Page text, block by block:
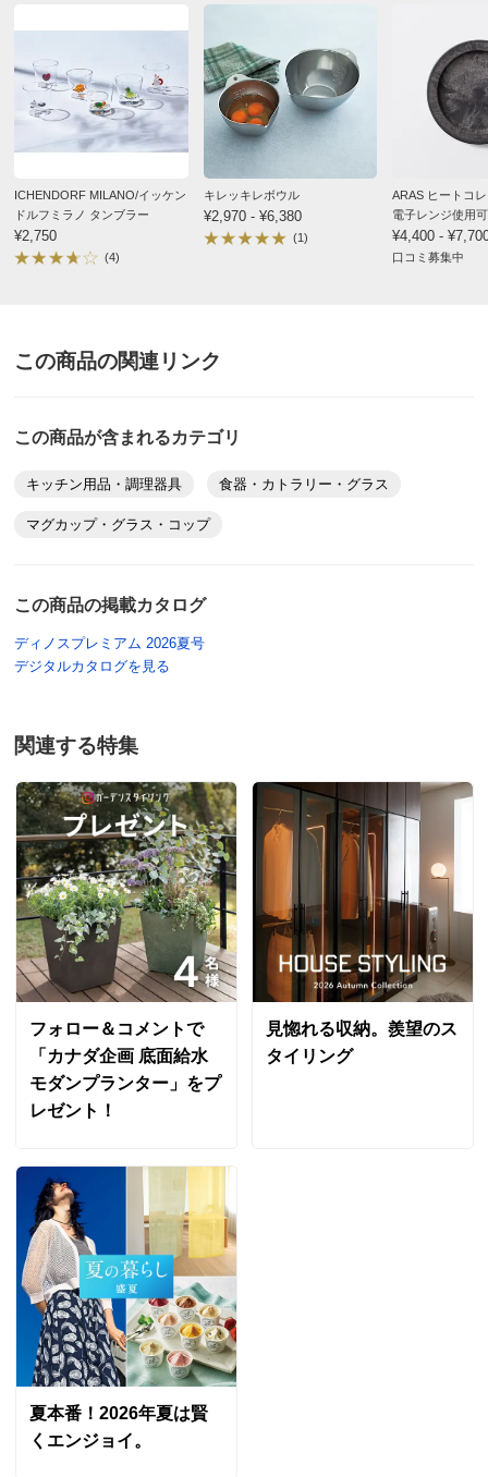
ICHENDORF MILANO/イッケン
ドルフミラノ タンブラー
¥2,750
(4)
キレッキレボウル
¥2,970 - ¥6,380
(1)
ARAS ヒートコ
電子レンジ使用
お皿（同色2枚組
¥4,400 -
口コミ募集中
この商品の関連リンク
この商品が含まれるカテゴリ
キッチン用品・調理器具 食器・カトラリー・グラス
マグカップ・グラス・コップ
この商品の掲載カタログ
ディノスプレミアム 2026夏号
デジタルカタログを見る
関連する特集
フォロー＆コメントで
「カナダ企画 底面給水
モダンプランター」をプ
レゼント！
見惚れる収納。羨望のス
タイリング
夏本番！2026年夏は賢
くエンジョイ。